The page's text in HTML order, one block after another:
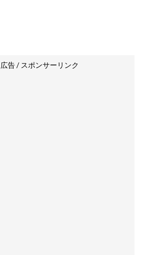
広告 / スポンサーリンク